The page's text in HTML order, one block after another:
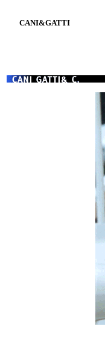
CANI&GATTI